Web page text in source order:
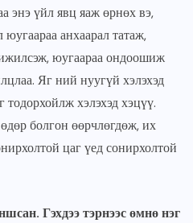
энэ үйл явц яаж өрнөх вэ,
анхаарал татаж,
юугаараа ондоошиж
Яг ний нуугүй хэлэхэд
хэлэхэд хэцүү.
болгон өөрчлөгдөж, их
цаг үед сонирхолтой
Гэхдээ тэрнээс өмнө нэг